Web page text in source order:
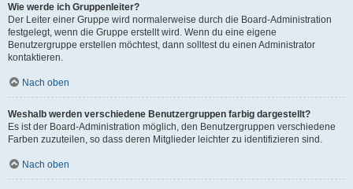
Wie werde ich Gruppenleiter?
Der Leiter einer Gruppe wird normalerweise durch die Board-Administration
festgelegt, wenn die Gruppe erstellt wird. Wenn du eine eigene
Benutzergruppe erstellen möchtest, dann solltest du einen Administrator
kontaktieren.
Nach oben
Weshalb werden verschiedene Benutzergruppen farbig dargestellt?
Es ist der Board-Administration möglich, den Benutzergruppen verschiedene
Farben zuzuteilen, so dass deren Mitglieder leichter zu identifizieren sind.
Nach oben